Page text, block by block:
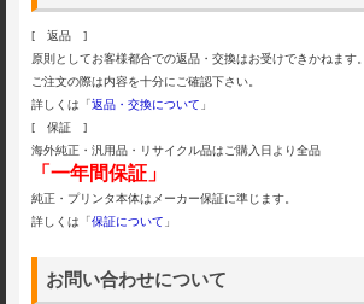
[ 返品 ]
原則としてお客様都合での返品・交換はお受けできかねます。
ご注文の際は内容を十分にご確認下さい。
詳しくは「返品・交換について 」
[ 保証 ]
海外純正・汎用品・リサイクル品はご購入日より全品
「一年間保証」
純正・プリンタ本体はメーカー保証に準じます。
詳しくは「保証について 」
お問い合わせについて